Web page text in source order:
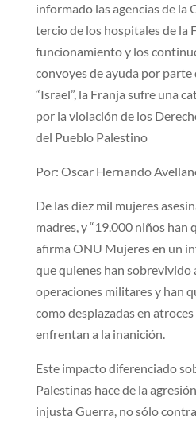
informado las agencias de la
tercio de los hospitales de la
funcionamiento y los
convoyes de ayuda por parte
“Israel”, la Franja sufre una
por la violación de los
del Pueblo Palestino
Por: Oscar Hernando
De las diez mil mujeres
madres, y “19.000 niños han
afirma ONU Mujeres en un
que quienes han sobrevivido
operaciones militares y han
como desplazadas en
enfrentan a la inanición.
Este impacto diferenciado
Palestinas hace de la
injusta Guerra, no sólo